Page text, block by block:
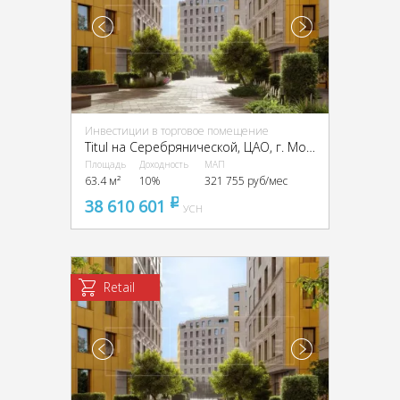
Инвестиции в торговое помещение
Titul на Серебрянической, ЦАО, г. Москва, Серебрянический пер., 6 и 8
Площадь
63.4 м²
Доходность
10%
МАП
321 755 руб/мес
38 610 601 pуб
УСН
Retail